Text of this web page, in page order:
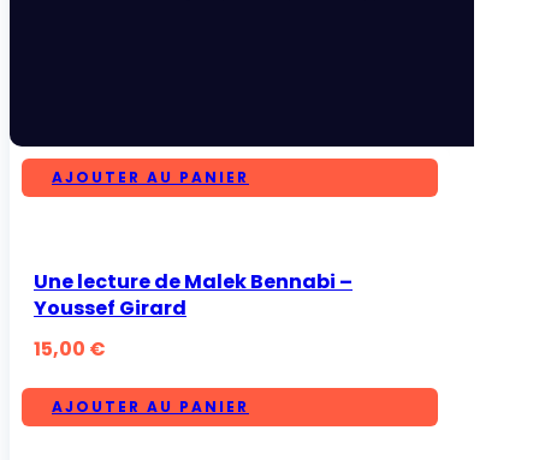
AJOUTER AU PANIER
Une lecture de Malek Bennabi –
Youssef Girard
15,00 €
AJOUTER AU PANIER